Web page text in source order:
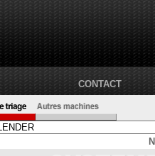
CONTACT